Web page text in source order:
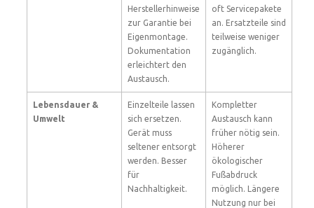
Herstellerhinweise
zur Garantie bei
Eigenmontage.
Dokumentation
erleichtert den
Austausch.
oft Servicepakete
an. Ersatzteile sind
teilweise weniger
zugänglich.
Lebensdauer &
Umwelt
Einzelteile lassen
sich ersetzen.
Gerät muss
seltener entsorgt
werden. Besser
für
Nachhaltigkeit.
Kompletter
Austausch kann
früher nötig sein.
Höherer
ökologischer
Fußabdruck
möglich. Längere
Nutzung nur bei